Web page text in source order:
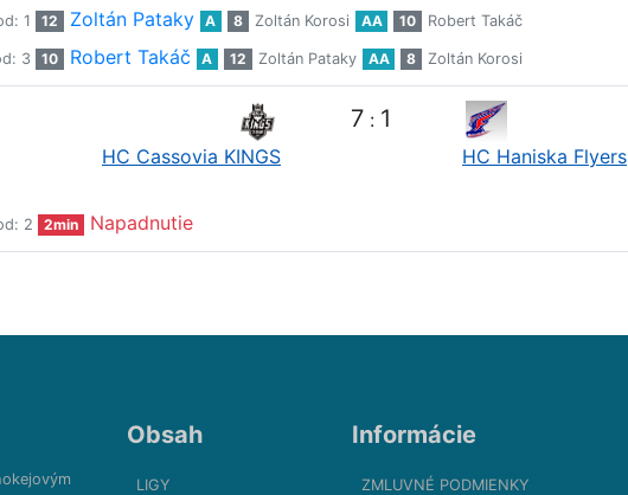
1 12 Zoltán Pataky A 8 Zoltán Korosi AA 10 Robert Takáč
3 10 Robert Takáč A 12 Zoltán Pataky AA 8 Zoltán Korosi
HC Cassovia KINGS
7 : 1
HC Haniska Flyers
2 2min Napadnutie
Obsah
LIGY
Informácie
ZMLUVNÉ PODMIENKY